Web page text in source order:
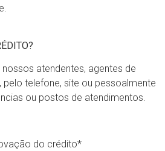
atendentes, agentes de
pelo telefone, site ou pessoalmente
ou postos de atendimentos.
do crédito*